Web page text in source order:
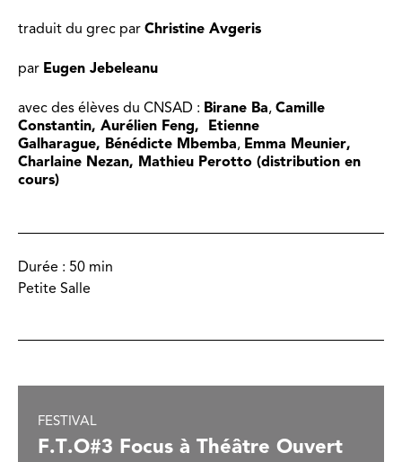
traduit du grec par Christine Avgeris
par Eugen Jebeleanu
avec des élèves du CNSAD : Birane Ba, Camille
Constantin, Aurélien Feng, Etienne
Galharague, Bénédicte Mbemba, Emma Meunier,
Charlaine Nezan, Mathieu Perotto (distribution en
cours)
Durée : 50 min
Petite Salle
FESTIVAL
F.T.O#3 Focus à Théâtre Ouvert